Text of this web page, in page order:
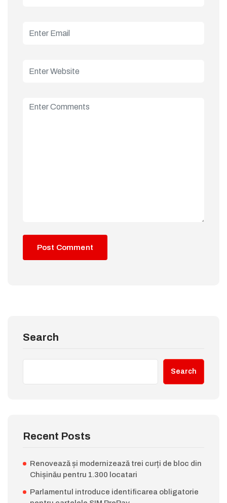
Search
Search
Recent Posts
Renovează și modernizează trei curți de bloc din
Chișinău pentru 1.300 locatari
Parlamentul introduce identificarea obligatorie